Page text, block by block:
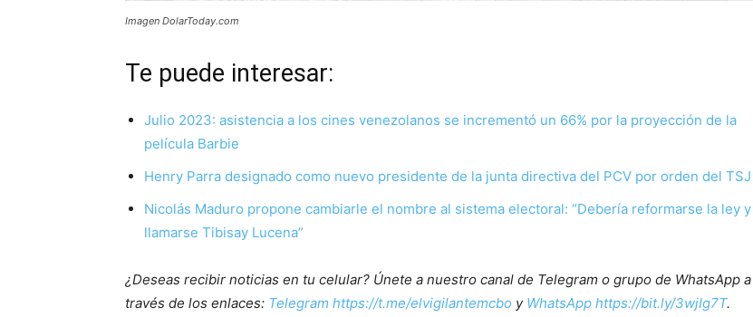
Imagen DolarToday.com
Te puede interesar:
Julio 2023: asistencia a los cines venezolanos se incrementó un 66% por la proyección de la
película Barbie
Henry Parra designado como nuevo presidente de la junta directiva del PCV por orden del TSJ
Nicolás Maduro propone cambiarle el nombre al sistema electoral: “Debería reformarse la ley y
llamarse Tibisay Lucena”
¿Deseas recibir noticias en tu celular? Únete a nuestro canal de Telegram o grupo de WhatsApp a
través de los enlaces: Telegram https://t.me/elvigilantemcbo y WhatsApp https://bit.ly/3wjIg7T.